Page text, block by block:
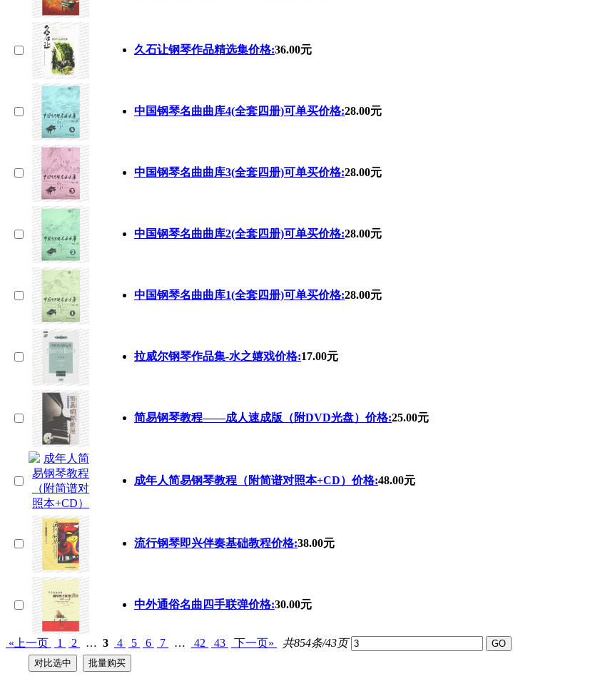
久石让钢琴作品精选集价格:36.00元
中国钢琴名曲曲库4(全套四册)可单买价格:28.00元
中国钢琴名曲曲库3(全套四册)可单买价格:28.00元
中国钢琴名曲曲库2(全套四册)可单买价格:28.00元
中国钢琴名曲曲库1(全套四册)可单买价格:28.00元
拉威尔钢琴作品集-水之嬉戏价格:17.00元
简易钢琴教程――成人速成版（附DVD光盘）价格:25.00元
成年人简易钢琴教程（附简谱对照本+CD）价格:48.00元
流行钢琴即兴伴奏基础教程价格:38.00元
中外通俗名曲四手联弹价格:30.00元
«上一页 1 2 … 3 4 5 6 7 … 42 43 下一页» 共854条/43页